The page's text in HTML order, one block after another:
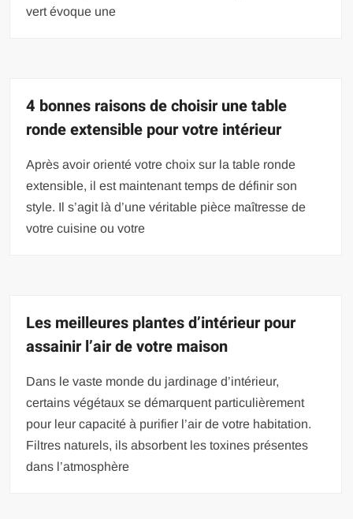
vert évoque une
4 bonnes raisons de choisir une table
ronde extensible pour votre intérieur
Après avoir orienté votre choix sur la table ronde
extensible, il est maintenant temps de définir son
style. Il s’agit là d’une véritable pièce maîtresse de
votre cuisine ou votre
Les meilleures plantes d’intérieur pour
assainir l’air de votre maison
Dans le vaste monde du jardinage d’intérieur,
certains végétaux se démarquent particulièrement
pour leur capacité à purifier l’air de votre habitation.
Filtres naturels, ils absorbent les toxines présentes
dans l’atmosphère